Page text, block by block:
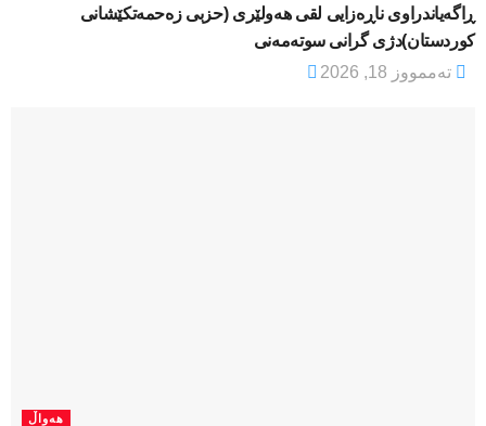
ڕاگەیاندراوی ناڕەزایی لقی هەولێری (حزبی زەحمەتکێشانی
کوردستان)دژی گرانی سوتەمەنی
تەممووز 18, 2026
هەواڵ